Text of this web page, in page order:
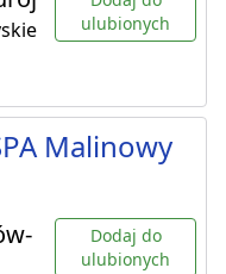
ulubionych
Malinowy
Dodaj do
ulubionych